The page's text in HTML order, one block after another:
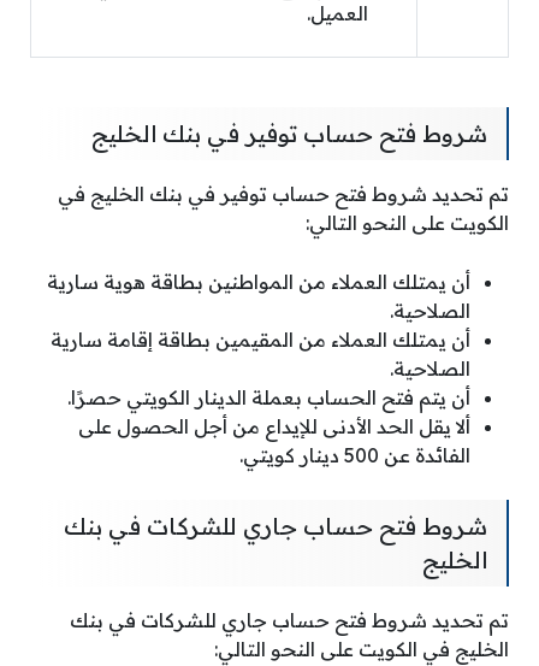
العميل.
شروط فتح حساب توفير في بنك الخليج
تم تحديد شروط فتح حساب توفير في بنك الخليج في
الكويت على النحو التالي:
أن يمتلك العملاء من المواطنين بطاقة هوية سارية
الصلاحية.
أن يمتلك العملاء من المقيمين بطاقة إقامة سارية
الصلاحية.
أن يتم فتح الحساب بعملة الدينار الكويتي حصرًا.
ألا يقل الحد الأدنى للإيداع من أجل الحصول على
الفائدة عن 500 دينار كويتي.
شروط فتح حساب جاري للشركات في بنك
الخليج
تم تحديد شروط فتح حساب جاري للشركات في بنك
الخليج في الكويت على النحو التالي: